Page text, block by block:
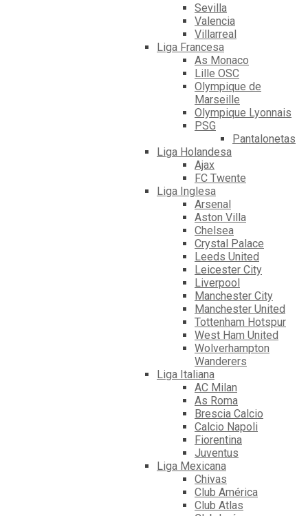
Sevilla
Valencia
Villarreal
Liga Francesa
As Monaco
Lille OSC
Olympique de
Marseille
Olympique Lyonnais
PSG
Pantalonetas
Liga Holandesa
Ajax
FC Twente
Liga Inglesa
Arsenal
Aston Villa
Chelsea
Crystal Palace
Leeds United
Leicester City
Liverpool
Manchester City
Manchester United
Tottenham Hotspur
West Ham United
Wolverhampton
Wanderers
Liga Italiana
AC Milan
As Roma
Brescia Calcio
Calcio Napoli
Fiorentina
Juventus
Liga Mexicana
Chivas
Club América
Club Atlas